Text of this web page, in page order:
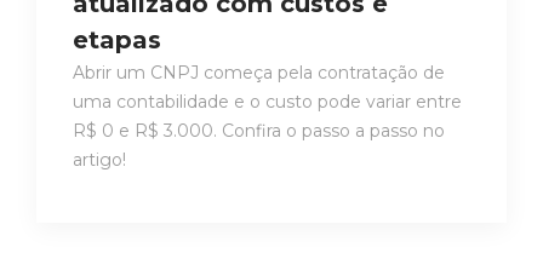
etapas
Abrir um CNPJ começa pela contratação de
uma contabilidade e o custo pode variar entre
R$ 0 e R$ 3.000. Confira o passo a passo no
artigo!